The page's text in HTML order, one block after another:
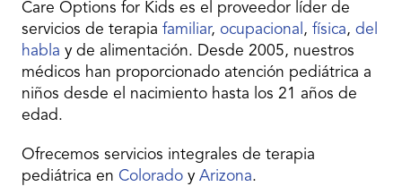
Care Options for Kids es el proveedor líder de
servicios de terapia familiar, ocupacional , física, del
habla y de alimentación. Desde 2005, nuestros
médicos han proporcionado atención pediátrica a
niños desde el nacimiento hasta los 21 años de
edad.
Ofrecemos servicios integrales de terapia
pediátrica en Colorado y Arizona.